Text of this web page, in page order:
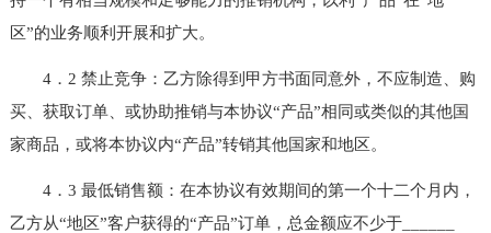
区”的业务顺利开展和扩大。
4．2 禁止竞争：乙方除得到甲方书面同意外，不应制造、购
买、获取订单、或协助推销与本协议“产品”相同或类似的其他国
家商品，或将本协议内“产品”转销其他国家和地区。
4．3 最低销售额：在本协议有效期间的第一个十二个月内，
乙方从“地区”客户获得的“产品”订单，总金额应不少于______